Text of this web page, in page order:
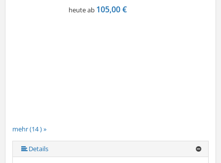
mehr (14 ) »
mehr (14 ) »
mehr (14 ) »
mehr (14 ) »
mehr (14 ) »
mehr (14 ) »
mehr (14 ) »
mehr (14 ) »
mehr (14 ) »
mehr (14 ) »
mehr (14 ) »
heute ab 105,00 €
Details